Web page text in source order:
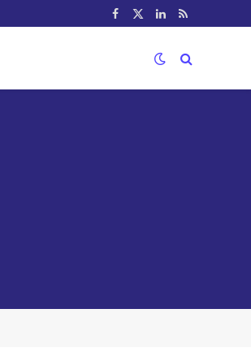
Facebook
X
LinkedIn
RSS